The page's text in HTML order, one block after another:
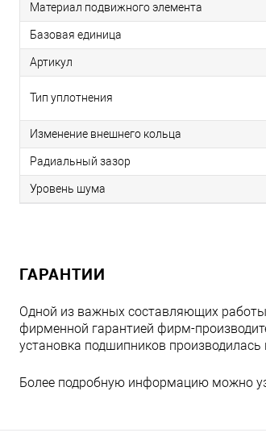
Материал подвижного элемента
Базовая единица
Артикул
Тип уплотнения
Изменение внешнего кольца
Радиальный зазор
Уровень шума
ГАРАНТИИ
Одной из важных составляющих
фирменной гарантией фирм-
установка подшипников
Более подробную информацию можно